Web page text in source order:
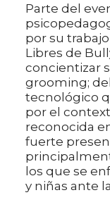
Parte del
por su
Libres de
concientizar
grooming;
tecnológico
por el
reconocida
fuerte
los que se
y niñas ante